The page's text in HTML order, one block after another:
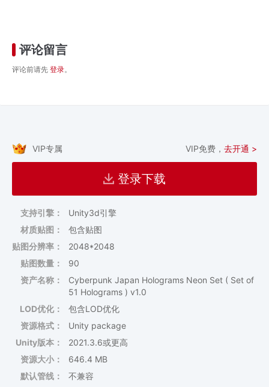
评论留言
评论前请先 登录。
VIP专属 VIP免费， 去开通 >
登录下载
支持引擎：
Unity3d引擎
材质贴图：
包含贴图
贴图分辨率：
2048*2048
贴图数量：
90
资产名称：
Cyberpunk Japan Holograms Neon Set ( Set of
51 Holograms ) v1.0
LOD优化：
包含LOD优化
资源格式：
Unity package
Unity版本：
2021.3.6或更高
资源大小：
646.4 MB
默认管线：
不兼容